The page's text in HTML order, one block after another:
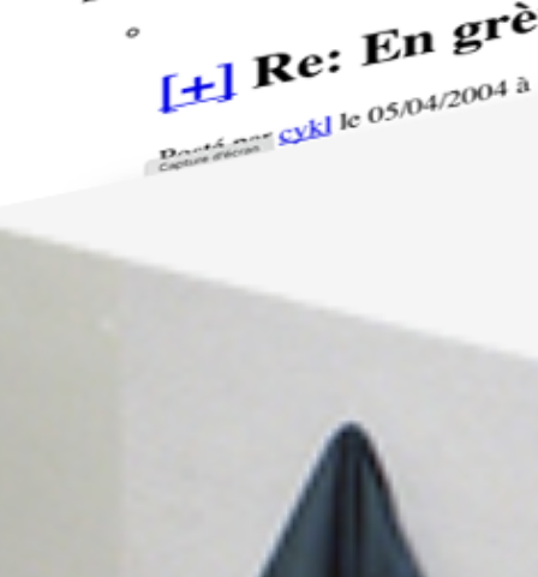
De A à Z
Année par année
Candidater